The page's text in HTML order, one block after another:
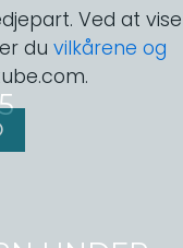
Ved at vise
du vilkårene og